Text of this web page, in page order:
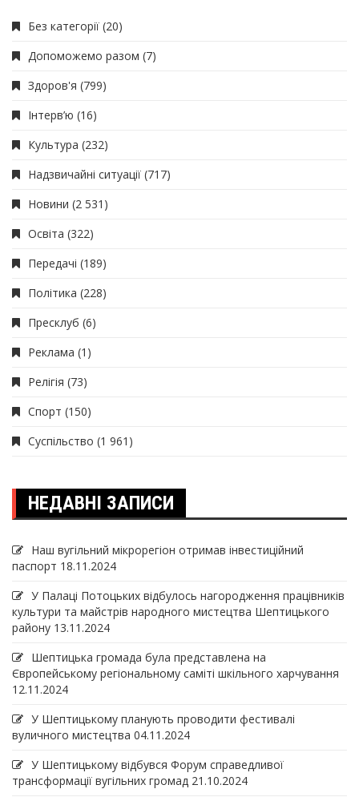
Без категорії (20)
Допоможемо разом (7)
Здоров'я (799)
Інтерв’ю (16)
Культура (232)
Надзвичайні ситуації (717)
Новини (2 531)
Освіта (322)
Передачі (189)
Політика (228)
Пресклуб (6)
Реклама (1)
Релігія (73)
Спорт (150)
Суспільство (1 961)
НЕДАВНІ ЗАПИСИ
Наш вугільний мікрорегіон отримав інвеcтиційний
паспорт 18.11.2024
У Палаці Потоцьких відбулось нагородження працівників
культури та майстрів народного мистецтва Шептицького
району 13.11.2024
Шептицька громада була представлена на
Європейському регіональному саміті шкільного харчування
12.11.2024
У Шептицькому планують проводити фестивалі
вуличного мистецтва 04.11.2024
У Шептицькому відбувся Форум справедливої
трансформації вугільних громад 21.10.2024